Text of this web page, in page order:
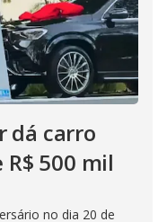
dá carro
500 mil
no dia 20 de